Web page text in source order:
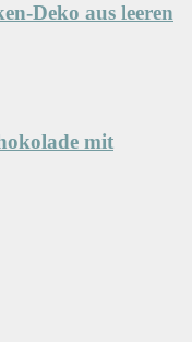
Deko aus leeren
mit